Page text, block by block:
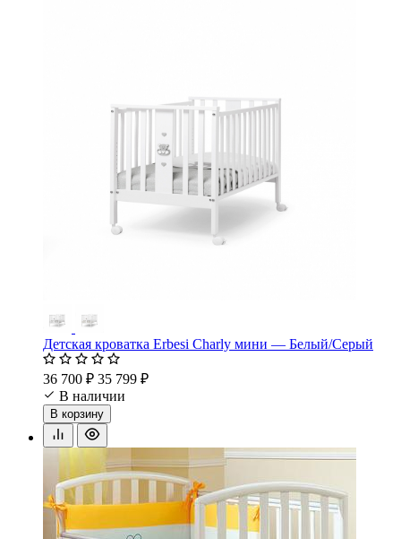
Детская кроватка Erbesi Charly мини — Белый/Серый
36 700 ₽ 35 799 ₽
В наличии
В корзину